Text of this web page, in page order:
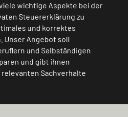
wichtige Aspekte bei der
Steuererklärung zu
und korrektes
Unser Angebot soll
und Selbständigen
und gibt ihnen
Sachverhalte